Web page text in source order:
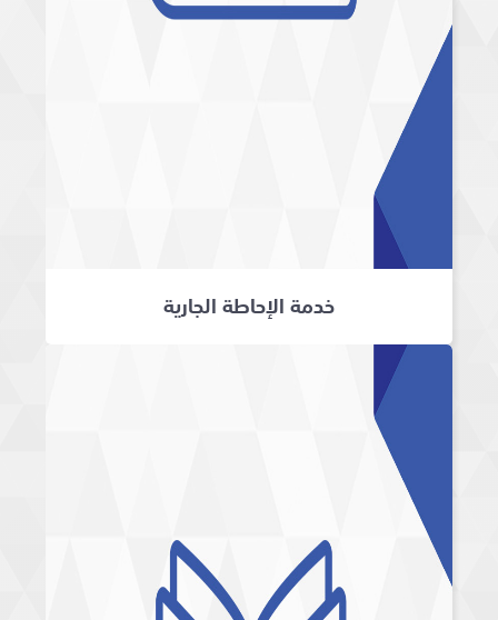
خدمة الإحاطة الجارية